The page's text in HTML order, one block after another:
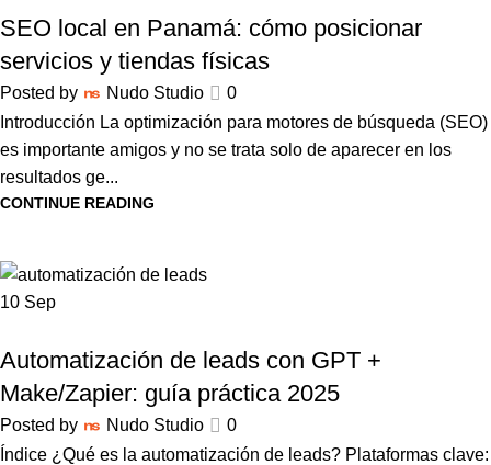
SEO local en Panamá: cómo posicionar
servicios y tiendas físicas
Posted by Nudo Studio
0
Introducción La optimización para motores de búsqueda (SEO)
es importante amigos y no se trata solo de aparecer en los
resultados ge...
CONTINUE READING
10 Sep
Automatización de leads con GPT +
Make/Zapier: guía práctica 2025
Posted by Nudo Studio
0
Índice ¿Qué es la automatización de leads? Plataformas clave: